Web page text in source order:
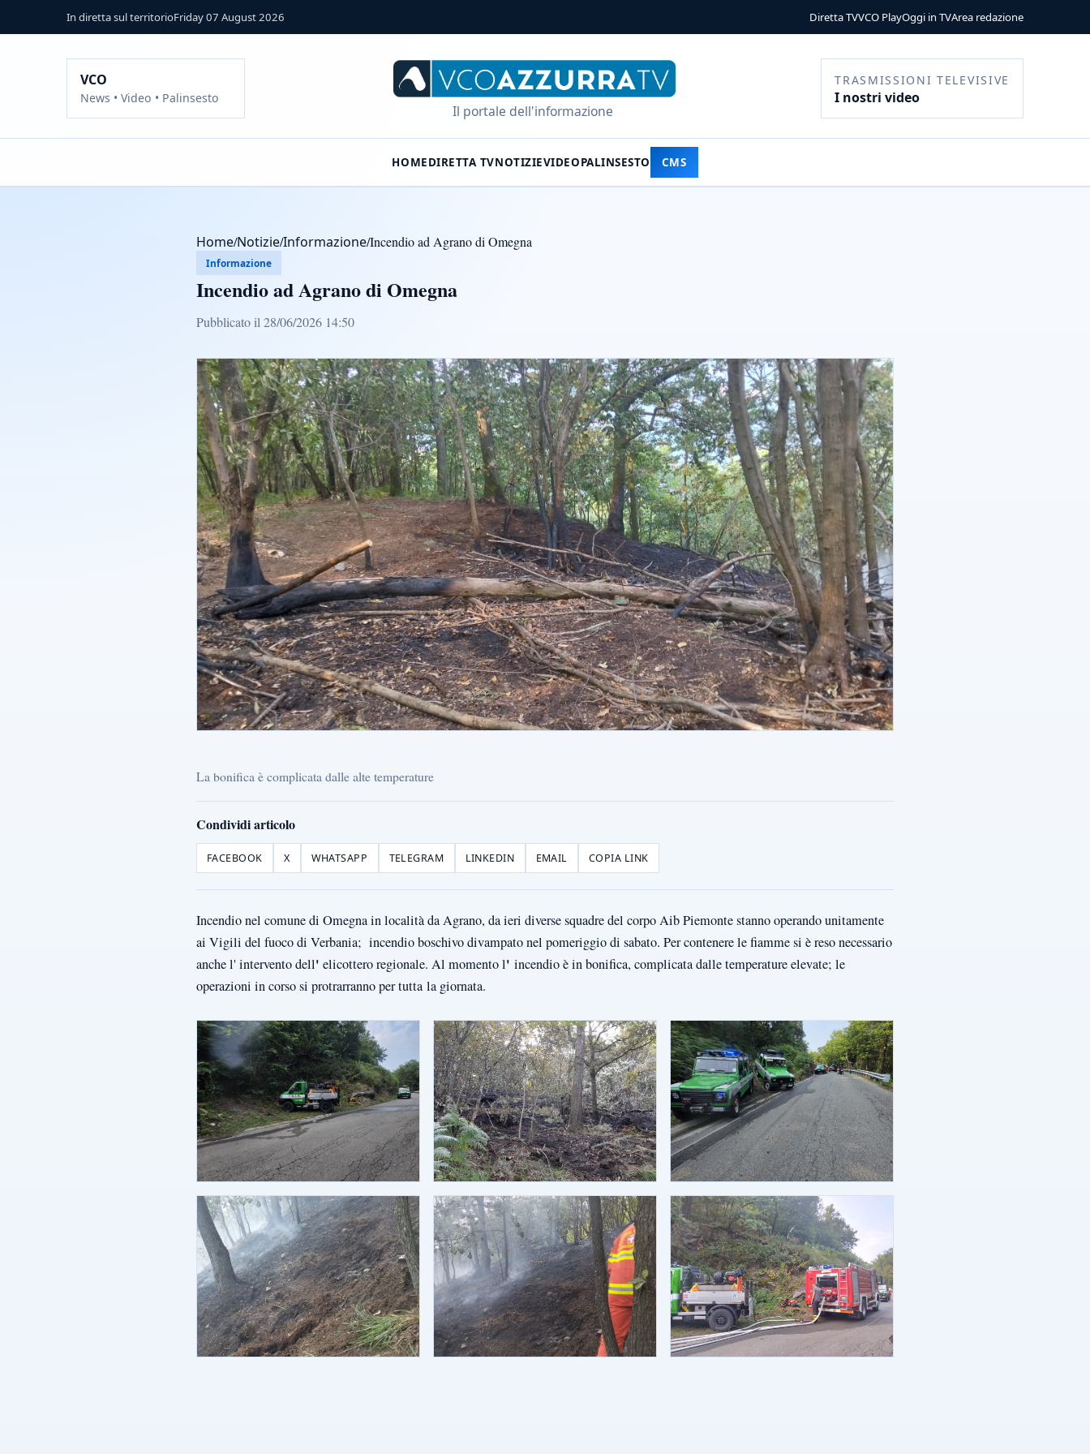
In diretta sul territorioFriday 07 August 2026 Diretta TVVCO PlayOggi in TVArea redazione
VCO
News • Video • Palinsesto
Il portale dell'informazione
TRASMISSIONI TELEVISIVE
I nostri video
HOMEDIRETTA TVNOTIZIEVIDEOPALINSESTO CMS
Home/Notizie/Informazione/Incendio ad Agrano di Omegna
Informazione
Incendio ad Agrano di Omegna
Pubblicato il 28/06/2026 14:50
La bonifica è complicata dalle alte temperature
Condividi articolo
FACEBOOK X WHATSAPP TELEGRAM LINKEDIN EMAIL COPIA LINK
Incendio nel comune di Omegna in località da Agrano, da ieri diverse squadre del corpo Aib Piemonte stanno operando unitamente
ai Vigili del fuoco di Verbania; incendio boschivo divampato nel pomeriggio di sabato. Per contenere le fiamme si è reso necessario
anche l' intervento dell' elicottero regionale. Al momento l' incendio è in bonifica, complicata dalle temperature elevate; le
operazioni in corso si protrarranno per tutta la giornata.